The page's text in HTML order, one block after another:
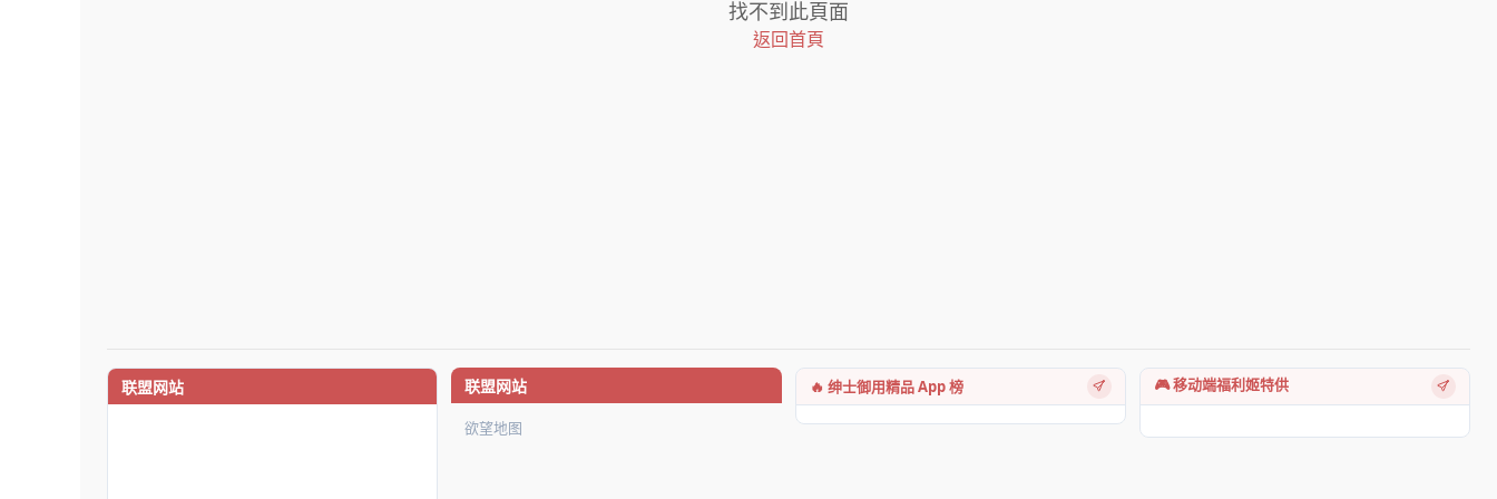
找不到此頁面
返回首頁
联盟网站 联盟网站
欲望地图
🔥 绅士御用精品 App 榜 🎮 移动端福利姬特供